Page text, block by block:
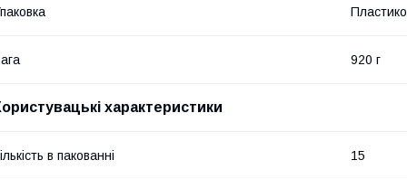
920 г
характеристики
в пакованні 15